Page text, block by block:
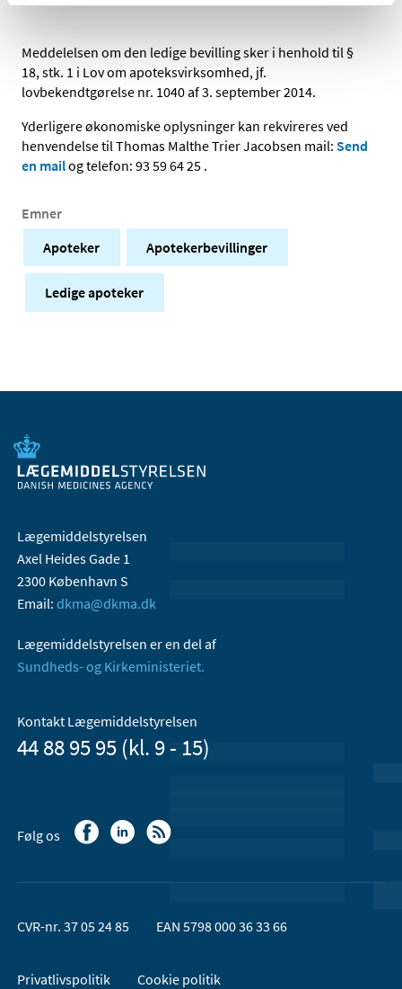
Meddelelsen om den ledige bevilling sker i henhold til §
18, stk. 1 i Lov om apoteksvirksomhed, jf.
lovbekendtgørelse nr. 1040 af 3. september 2014.
Yderligere økonomiske oplysninger kan rekvireres ved
henvendelse til Thomas Malthe Trier Jacobsen mail: Send
en mailog telefon: 93 59 64 25 .
Emner
Apoteker
Apotekerbevillinger
Ledige apoteker
Lægemiddelstyrelsen
Axel Heides Gade 1
2300 København S
Email: dkma@dkma.dk
Lægemiddelstyrelsen er en del af
Sundheds- og Kirkeministeriet.
Kontakt Lægemiddelstyrelsen
44 88 95 95 (kl. 9 - 15)
Følg os
CVR-nr. 37 05 24 85 EAN 5798 000 36 33 66
Privatlivspolitik
Cookie politik